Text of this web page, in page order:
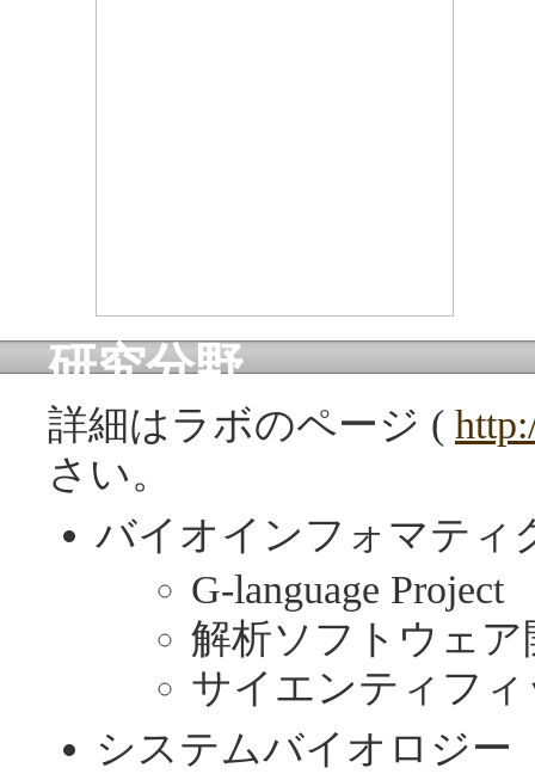
研究分野
詳細はラボのページ (
さい。
バイオインフォマティ
G-language Project
解析ソフトウェ
サイエンティフ
システムバイオロジー